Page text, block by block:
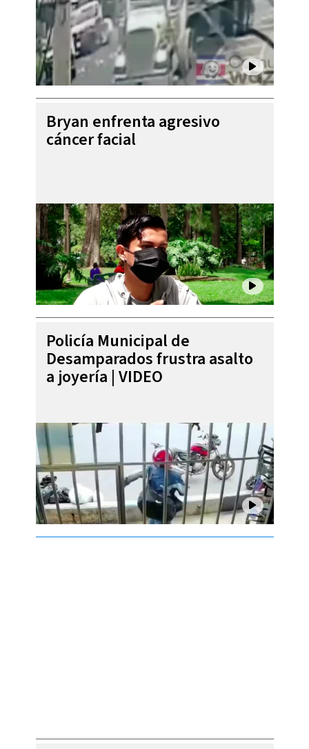
Bryan enfrenta agresivo
cáncer facial
Policía Municipal de
Desamparados frustra asalto
a joyería | VIDEO